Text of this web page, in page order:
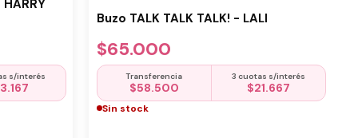
s/interés
Buzo TALK TALK TALK! - LALI
$65.000
Transferencia
$58.500
3 cuotas s/interés
$21.667
Sin stock